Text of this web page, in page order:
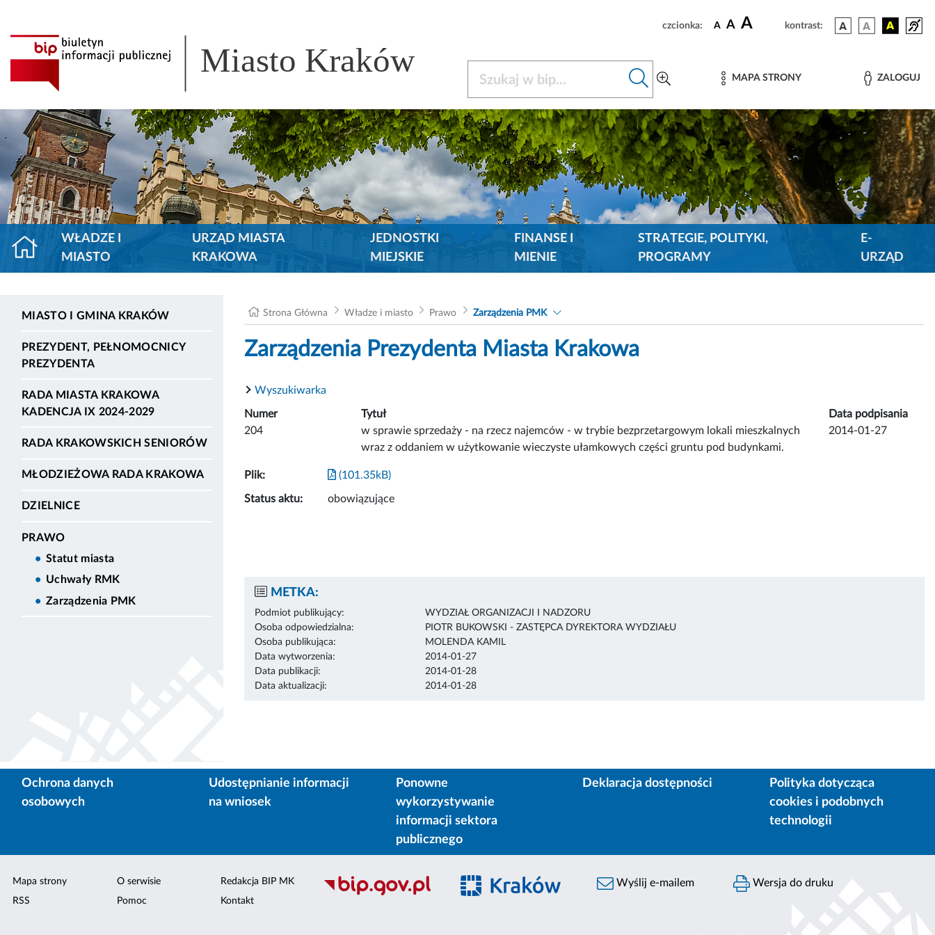
czcionka: A A A kontrast:
Miasto Kraków MAPA STRONY ZALOGUJ
WŁADZE I
MIASTO
URZĄD MIASTA
KRAKOWA
JEDNOSTKI
MIEJSKIE
FINANSE I
MIENIE
STRATEGIE, POLITYKI,
PROGRAMY
E-
URZĄD
MIASTO I GMINA KRAKÓW
PREZYDENT, PEŁNOMOCNICY
PREZYDENTA
RADA MIASTA KRAKOWA
KADENCJA IX 2024-2029
RADA KRAKOWSKICH SENIORÓW
MŁODZIEŻOWA RADA KRAKOWA
DZIELNICE
PRAWO
Statut miasta
Uchwały RMK
Zarządzenia PMK
Strona Główna Władze i miasto Prawo Zarządzenia PMK
Zarządzenia Prezydenta Miasta Krakowa
Wyszukiwarka
Numer Tytuł
Data podpisania
204
w sprawie sprzedaży - na rzecz najemców - w trybie bezprzetargowym lokali mieszkalnych
wraz z oddaniem w użytkowanie wieczyste ułamkowych części gruntu pod budynkami.
2014-01-27
Plik: (101.35kB)
Status aktu: obowiązujące
METKA:
Podmiot publikujący:
WYDZIAŁ ORGANIZACJI I NADZORU
Osoba odpowiedzialna:
PIOTR BUKOWSKI - ZASTĘPCA DYREKTORA WYDZIAŁU
Osoba publikująca:
MOLENDA KAMIL
Data wytworzenia:
2014-01-27
Data publikacji:
2014-01-28
Data aktualizacji:
2014-01-28
Ochrona danych
osobowych
Udostępnianie informacji
na wniosek
Ponowne
wykorzystywanie
informacji sektora
publicznego
Deklaracja dostępności
Polityka dotycząca
cookies i podobnych
technologii
Mapa strony
RSS
O serwisie
Pomoc
Redakcja BIP MK
Kontakt
Wyślij e-mailem Wersja do druku